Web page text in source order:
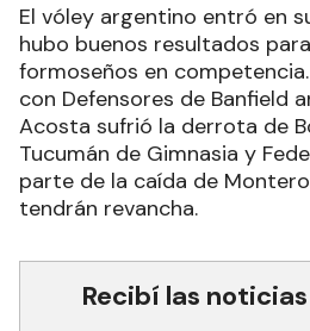
El vóley argentino entró en
hubo buenos resultados
formoseños en
con Defensores de Banfield
Acosta sufrió la derrota de
Tucumán de Gimnasia y
parte de la caída de
tendrán revancha.
Recibí las